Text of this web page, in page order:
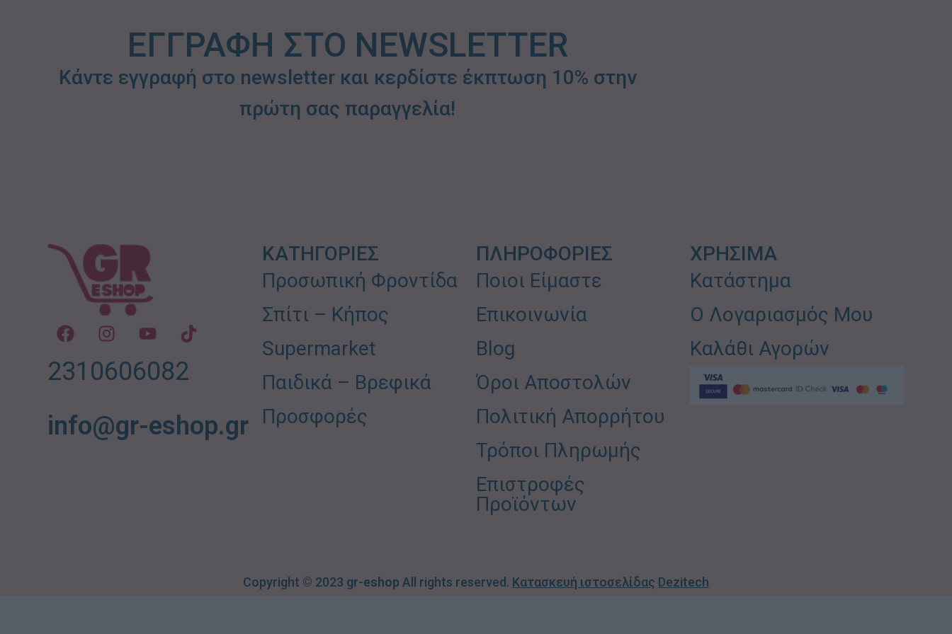
ΕΓΓΡΑΦΗ ΣΤΟ NEWSLETTER
Κάντε εγγραφή στο newsletter και κερδίστε έκπτωση 10% στην
πρώτη σας παραγγελία!
2310606082
info@gr-eshop.gr
ΚΑΤΗΓΟΡΙΕΣ
Προσωπική Φροντίδα
Σπίτι – Κήπος
Supermarket
Παιδικά – Βρεφικά
Προσφορές
ΠΛΗΡΟΦΟΡΙΕΣ
Ποιοι Είμαστε
Επικοινωνία
Blog
Όροι Αποστολών
Πολιτική Απορρήτου
Τρόποι Πληρωμής
Επιστροφές
Προϊόντων
ΧΡΗΣΙΜΑ
Κατάστημα
Ο Λογαριασμός Μου
Καλάθι Αγορών
Copyright © 2023 gr-eshop All rights reserved. Κατασκευή ιστοσελίδας Dezitech